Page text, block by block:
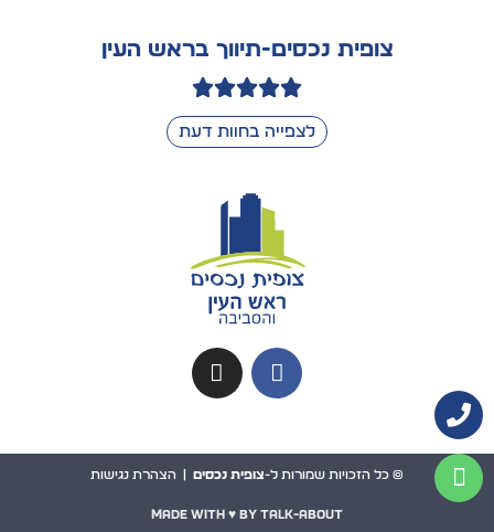
tsofits88@gmail.com
ראש העין
צופית נכסים-תיווך בראש העין
לצפייה בחוות דעת
© כל הזכויות שמורות ל-צופית נכסים הצהרת נגישות
Made with ♥️ by talk-about